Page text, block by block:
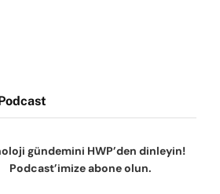
gündemini HWP’den dinleyin!
Podcast’imize abone olun.